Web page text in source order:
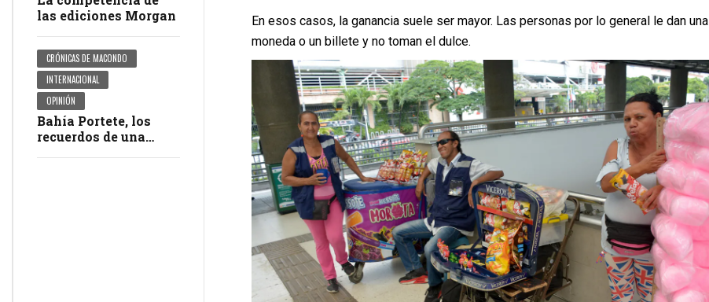
las ediciones Morgan
CRÓNICAS DE MACONDO
INTERNACIONAL
OPINIÓN
Bahía Portete, los
recuerdos de una
En esos casos, la ganancia suele ser mayor. Las personas por lo general le dan una
moneda o un billete y no toman el dulce.